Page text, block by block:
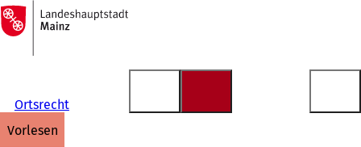
Inhalt anspringen
Zur
Startseite
Ortsrecht
vorlesen